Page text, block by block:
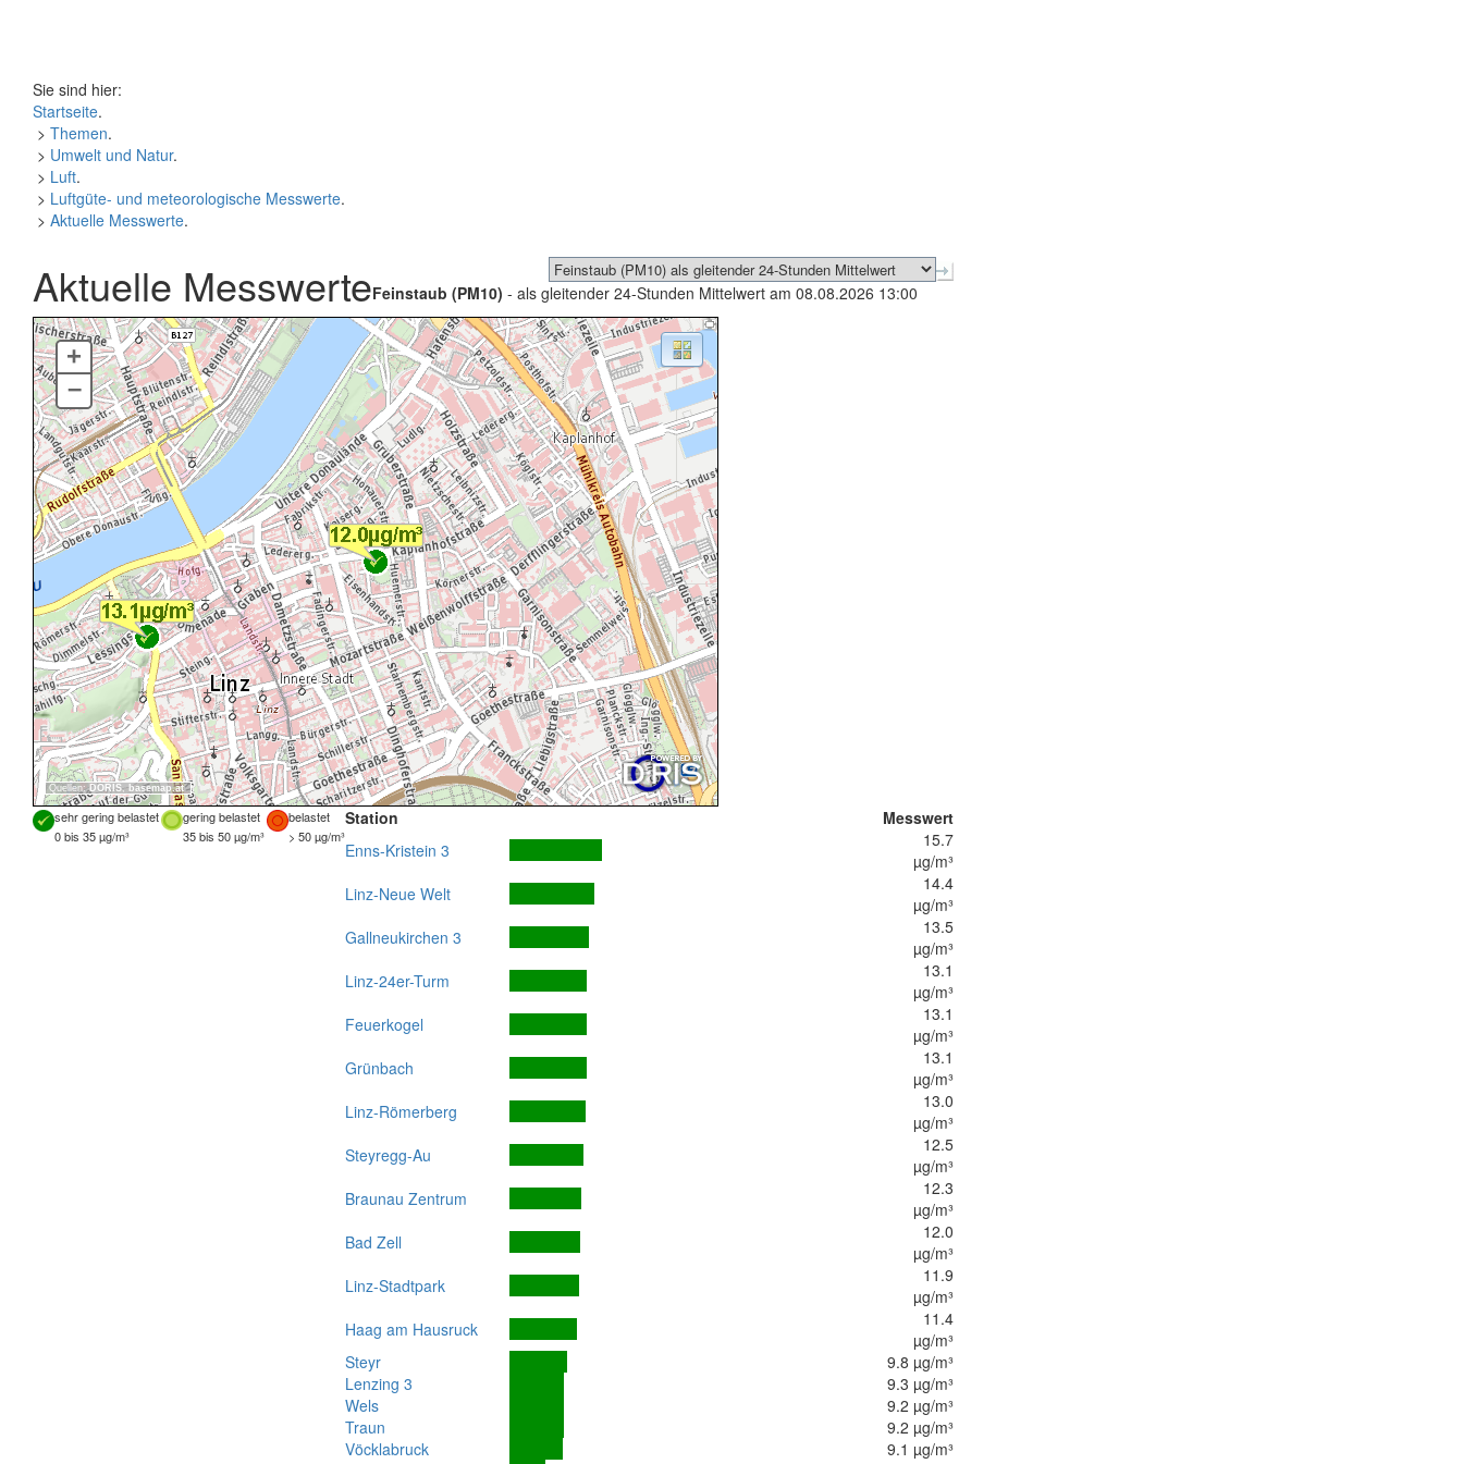
Sie sind hier:
Startseite.
> Themen.
> Umwelt und Natur.
> Luft.
> Luftgüte- und meteorologische Messwerte.
> Aktuelle Messwerte.
Aktuelle MesswerteFeinstaub (PM10) - als gleitender 24-Stunden Mittelwert am 08.08.2026 13:00
Quellen:DORIS, basemap.at
+
–
sehr gering belastet gering belastet
belastet
0 bis 35 µg/m³
35 bis 50 µg/m³ > 50 µg/m³
Station
Messwert
Enns-Kristein 3
15.7
µg/m³
Linz-Neue Welt
14.4
µg/m³
Gallneukirchen 3
13.5
µg/m³
Linz-24er-Turm
13.1
µg/m³
Feuerkogel
13.1
µg/m³
Grünbach
13.1
µg/m³
Linz-Römerberg
13.0
µg/m³
Steyregg-Au
12.5
µg/m³
Braunau Zentrum
12.3
µg/m³
Bad Zell
12.0
µg/m³
Linz-Stadtpark
11.9
µg/m³
Haag am Hausruck
11.4
µg/m³
Steyr
9.8 µg/m³
Lenzing 3
9.3 µg/m³
Wels
9.2 µg/m³
Traun
9.2 µg/m³
Vöcklabruck
9.1 µg/m³